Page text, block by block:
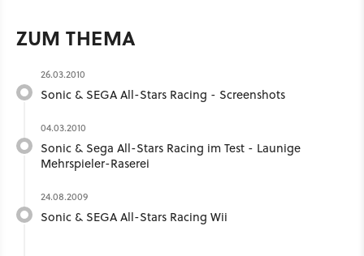
ZUM THEMA
26.03.2010
Sonic & SEGA All-Stars Racing - Screenshots
04.03.2010
Sonic & Sega All-Stars Racing im Test - Launige
Mehrspieler-Raserei
24.08.2009
Sonic & SEGA All-Stars Racing Wii